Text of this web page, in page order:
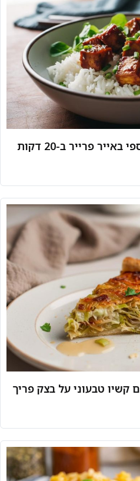
מתכון: טופו טריאקי קריספי באייר פרייר ב-20 דקות
קשיו טבעוני על בצק פריך